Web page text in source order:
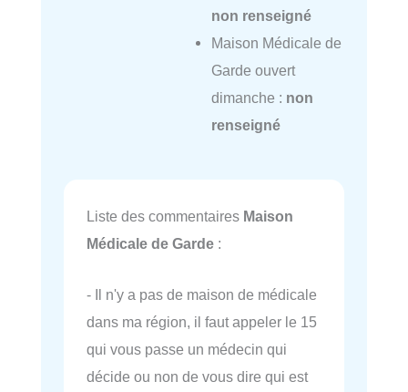
non renseigné
Maison Médicale de
Garde ouvert
dimanche : non
renseigné
Liste des commentaires Maison
Médicale de Garde :
- Il n'y a pas de maison de médicale
dans ma région, il faut appeler le 15
qui vous passe un médecin qui
décide ou non de vous dire qui est